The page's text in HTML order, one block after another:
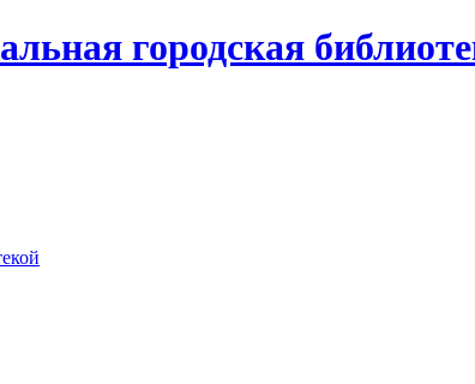
городская